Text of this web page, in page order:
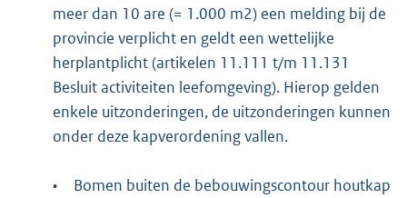
meer dan 10 are (= 1.000 m2) een melding bij de
provincie verplicht en geldt een wettelijke
herplantplicht (artikelen 11.111 t/m 11.131
Besluit activiteiten leefomgeving). Hierop gelden
enkele uitzonderingen, de uitzonderingen kunnen
onder deze kapverordening vallen.
•
Bomen buiten de bebouwingscontour houtkap